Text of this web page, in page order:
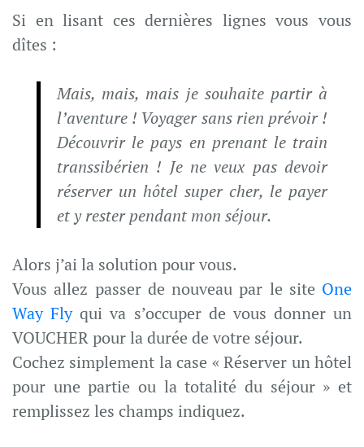
Si en lisant ces dernières lignes vous vous
dîtes :
Mais, mais, mais je souhaite partir à
l’aventure ! Voyager sans rien prévoir !
Découvrir le pays en prenant le train
transsibérien ! Je ne veux pas devoir
réserver un hôtel super cher, le payer
et y rester pendant mon séjour.
Alors j’ai la solution pour vous.
Vous allez passer de nouveau par le site One
Way Flyqui va s’occuper de vous donner un
VOUCHER pour la durée de votre séjour.
Cochez simplement la case « Réserver un hôtel
pour une partie ou la totalité du séjour » et
remplissez les champs indiquez.